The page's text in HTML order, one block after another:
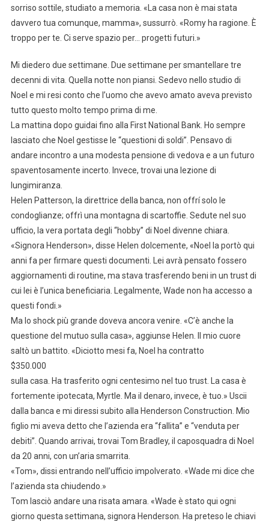
sorriso sottile, studiato a memoria. «La casa non è mai stata
davvero tua comunque, mamma», sussurrò. «Romy ha ragione. È
troppo per te. Ci serve spazio per… progetti futuri.»
Mi diedero due settimane. Due settimane per smantellare tre
decenni di vita. Quella notte non piansi. Sedevo nello studio di
Noel e mi resi conto che l’uomo che avevo amato aveva previsto
tutto questo molto tempo prima di me.
La mattina dopo guidai fino alla First National Bank. Ho sempre
lasciato che Noel gestisse le “questioni di soldi”. Pensavo di
andare incontro a una modesta pensione di vedova e a un futuro
spaventosamente incerto. Invece, trovai una lezione di
lungimiranza.
Helen Patterson, la direttrice della banca, non offrí solo le
condoglianze; offrì una montagna di scartoffie. Sedute nel suo
ufficio, la vera portata degli “hobby” di Noel divenne chiara.
«Signora Henderson», disse Helen dolcemente, «Noel la portò qui
anni fa per firmare questi documenti. Lei avrà pensato fossero
aggiornamenti di routine, ma stava trasferendo beni in un trust di
cui lei è l’unica beneficiaria. Legalmente, Wade non ha accesso a
questi fondi.»
Ma lo shock più grande doveva ancora venire. «C’è anche la
questione del mutuo sulla casa», aggiunse Helen. Il mio cuore
saltò un battito. «Diciotto mesi fa, Noel ha contratto
$350.000
sulla casa. Ha trasferito ogni centesimo nel tuo trust. La casa è
fortemente ipotecata, Myrtle. Ma il denaro, invece, è tuo.» Uscii
dalla banca e mi diressi subito alla Henderson Construction. Mio
figlio mi aveva detto che l’azienda era “fallita” e “venduta per
debiti”. Quando arrivai, trovai Tom Bradley, il caposquadra di Noel
da 20 anni, con un’aria smarrita.
«Tom», dissi entrando nell’ufficio impolverato. «Wade mi dice che
l’azienda sta chiudendo.»
Tom lasciò andare una risata amara. «Wade è stato qui ogni
giorno questa settimana, signora Henderson. Ha preteso le chiavi